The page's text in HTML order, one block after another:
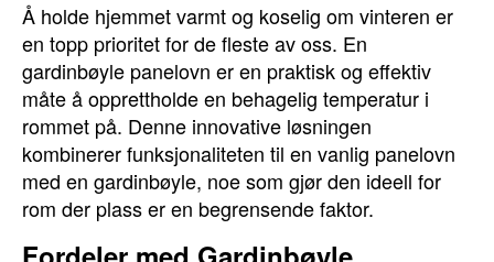
Å holde hjemmet varmt og koselig om vinteren er
en topp prioritet for de fleste av oss. En
gardinbøyle panelovn er en praktisk og effektiv
måte å opprettholde en behagelig temperatur i
rommet på. Denne innovative løsningen
kombinerer funksjonaliteten til en vanlig panelovn
med en gardinbøyle, noe som gjør den ideell for
rom der plass er en begrensende faktor.